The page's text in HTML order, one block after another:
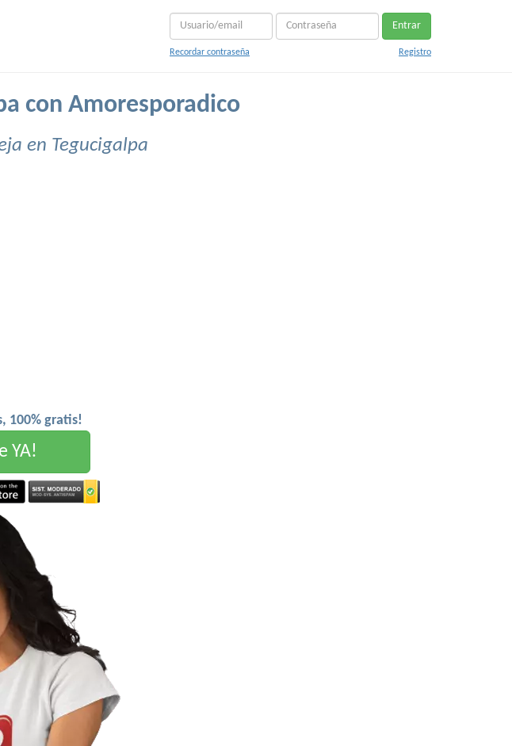
Entrar
Recordar contraseña Registro
con Amoresporadico
en Tegucigalpa
100% gratis!
YA!